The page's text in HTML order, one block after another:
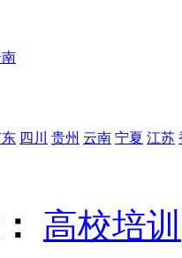
东 四川 贵州 云南 宁夏 江苏
高校培训